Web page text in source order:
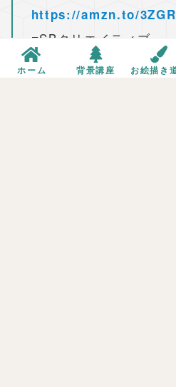
https://amzn.to/
■SBクリエイティブ
https://www.sbcr.jp/
ホーム 背景講座 お絵描き